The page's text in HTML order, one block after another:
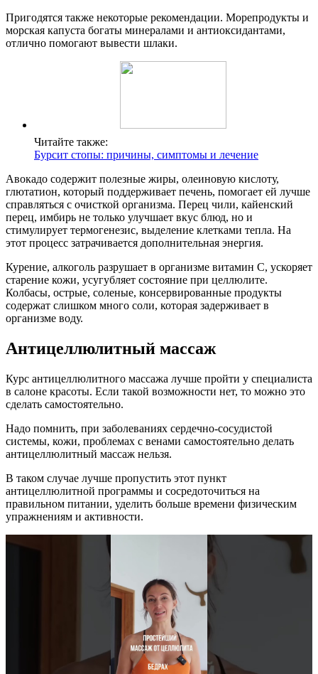
Пригодятся также некоторые рекомендации. Морепродукты и
морская капуста богаты минералами и антиоксидантами,
отлично помогают вывести шлаки.
Читайте также:
Бурсит стопы: причины, симптомы и лечение
Авокадо содержит полезные жиры, олеиновую кислоту,
глютатион, который поддерживает печень, помогает ей лучше
справляться с очисткой организма. Перец чили, кайенский
перец, имбирь не только улучшает вкус блюд, но и
стимулирует термогенезис, выделение клетками тепла. На
этот процесс затрачивается дополнительная энергия.
Курение, алкоголь разрушает в организме витамин С, ускоряет
старение кожи, усугубляет состояние при целлюлите.
Колбасы, острые, соленые, консервированные продукты
содержат слишком много соли, которая задерживает в
организме воду.
Антицеллюлитный массаж
Курс антицеллюлитного массажа лучше пройти у специалиста
в салоне красоты. Если такой возможности нет, то можно это
сделать самостоятельно.
Надо помнить, при заболеваниях сердечно-сосудистой
системы, кожи, проблемах с венами самостоятельно делать
антицеллюлитный массаж нельзя.
В таком случае лучше пропустить этот пункт
антицеллюлитной программы и сосредоточиться на
правильном питании, уделить больше времени физическим
упражнениям и активности.